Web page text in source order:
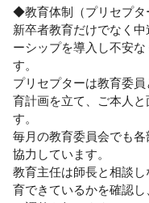
◆教育体制（プリセプタ
新卒者教育だけでなく
ーシップを導入し不安
す。
プリセプターは教育委
育計画を立て、ご本人
す。
毎月の教育委員会でも各
協力しています。
教育主任は師長と相談
育できているかを確認